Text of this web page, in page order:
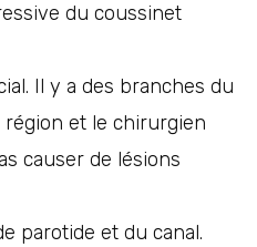
du coussinet
Il y a des branches du
région et le chirurgien
causer de lésions
parotide et du canal.